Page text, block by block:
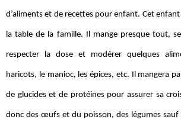
d’aliments et de recettes pour enfant. Cet enfant
la table de la famille. Il mange presque tout,
respecter la dose et modérer quelques
haricots, le manioc, les épices, etc. Il mangera
de glucides et de protéines pour assurer sa
donc des œufs et du poisson, des légumes sauf